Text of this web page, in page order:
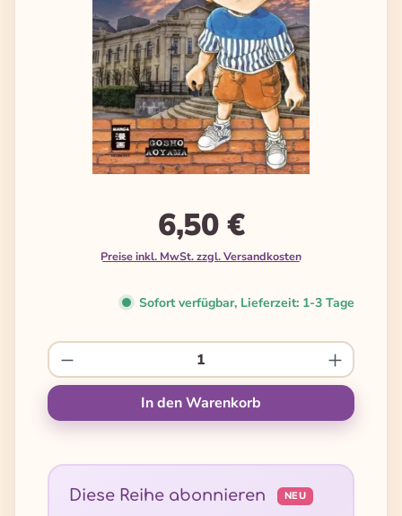
6,50 €
Preise inkl. MwSt. zzgl. Versandkosten
Sofort verfügbar, Lieferzeit: 1-3 Tage
Produkt Anzahl: Gib den gewünschten
In den Warenkorb
Diese Reihe abonnieren NEU